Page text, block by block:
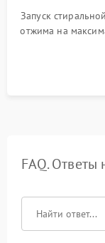
Запуск
отжима на
FAQ.